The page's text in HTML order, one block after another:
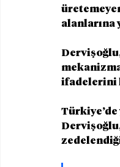
ifadelerini